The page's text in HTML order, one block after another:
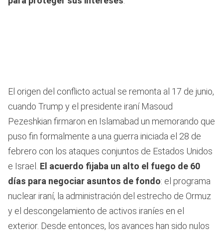
El origen del conflicto actual se remonta al 17 de junio,
cuando Trump y el presidente iraní Masoud
Pezeshkian firmaron en Islamabad un memorando que
puso fin formalmente a una guerra iniciada el 28 de
febrero con los ataques conjuntos de Estados Unidos
e Israel. El acuerdo fijaba un alto el fuego de 60
días para negociar asuntos de fondo: el programa
nuclear iraní, la administración del estrecho de Ormuz
y el descongelamiento de activos iraníes en el
exterior. Desde entonces, los avances han sido nulos